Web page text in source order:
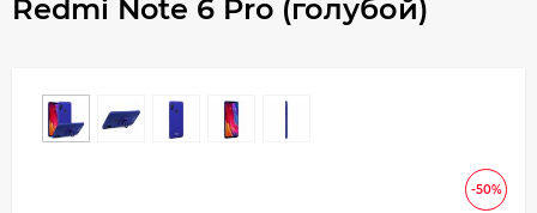
Redmi Note 6 Pro (голубой)
-50%